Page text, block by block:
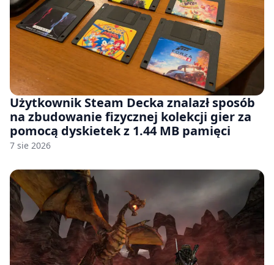
Użytkownik Steam Decka znalazł sposób
na zbudowanie fizycznej kolekcji gier za
pomocą dyskietek z 1.44 MB pamięci
7 sie 2026